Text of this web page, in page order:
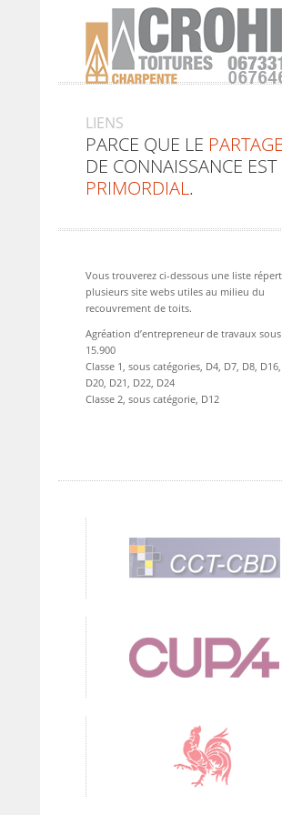
LIENS
PARCE QUE LE PARTAGE
DE CONNAISSANCE EST
PRIMORDIAL.
Vous trouverez ci-dessous une liste
plusieurs site webs utiles au milieu du
recouvrement de toits.
Agréation d’entrepreneur de travaux sous
15.900
Classe 1, sous catégories, D4, D7, D8,
D20, D21, D22, D24
Classe 2, sous catégorie, D12